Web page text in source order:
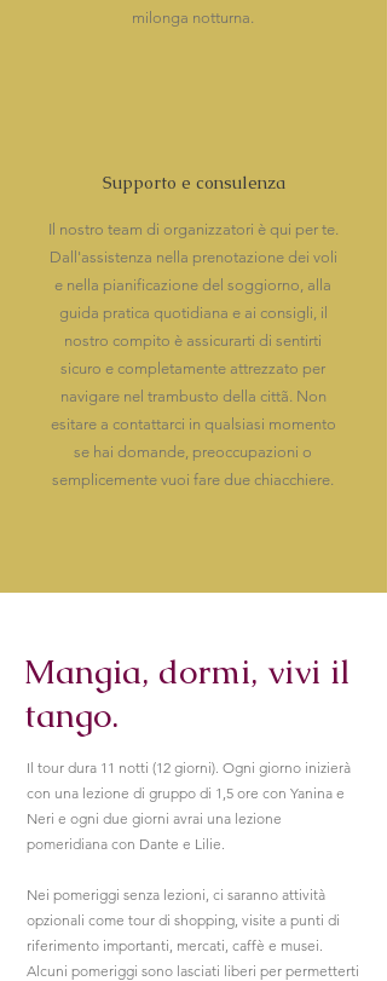
milonga notturna.
Supporto e consulenza
Il nostro team di organizzatori è qui per te.
Dall'assistenza nella prenotazione dei voli
e nella pianificazione del soggiorno, alla
guida pratica quotidiana e ai consigli, il
nostro compito è assicurarti di sentirti
sicuro e completamente attrezzato per
navigare nel trambusto della cittã. Non
esitare a contattarci in qualsiasi momento
se hai domande, preoccupazioni o
semplicemente vuoi fare due chiacchiere.
Mangia, dormi, vivi il
tango.
Il tour dura 11 notti (12 giorni). Ogni giorno inizierà
con una lezione di gruppo di 1,5 ore con Yanina e
Neri e ogni due giorni avrai una lezione
pomeridiana con Dante e Lilie.
Nei pomeriggi senza lezioni, ci saranno attività
opzionali come tour di shopping, visite a punti di
riferimento importanti, mercati, caffè e musei.
Alcuni pomeriggi sono lasciati liberi per permetterti